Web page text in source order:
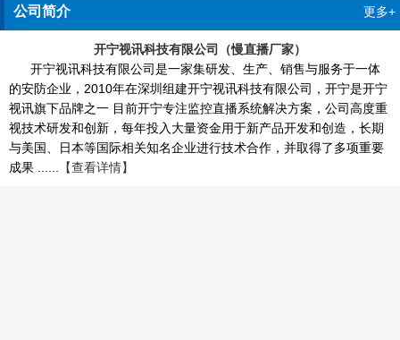
公司简介 更多+
开宁视讯科技有限公司（慢直播厂家）
开宁视讯科技有限公司是一家集研发、生产、销售与服务于一体
的安防企业，2010年在深圳组建开宁视讯科技有限公司，开宁是开宁
视讯旗下品牌之一 目前开宁专注监控直播系统解决方案，公司高度重
视技术研发和创新，每年投入大量资金用于新产品开发和创造，长期
与美国、日本等国际相关知名企业进行技术合作，并取得了多项重要
成果 ......
【查看详情】